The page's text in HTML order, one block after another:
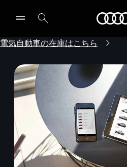
電気自動車の在庫はこちら